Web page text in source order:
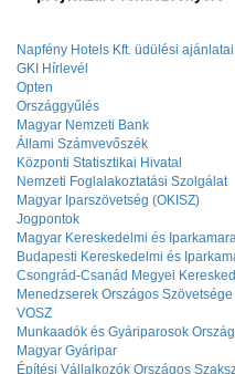
Napfény Hotels Kft. üdülési ajánlatai
GKI Hírlevél
Opten
Országgyűlés
Magyar Nemzeti Bank
Állami Számvevőszék
Központi Statisztikai Hivatal
Nemzeti Foglalakoztatási Szolgálat
Magyar Iparszövetség (OKISZ)
Jogpontok
Magyar Kereskedelmi és
Budapesti Kereskedelmi és
Csongrád-Csanád Megyei
Menedzserek Országos Szövetsége
VOSZ
Munkaadók és Gyáriparosok
Magyar Gyáripar
Építési Vállalkozók Országos